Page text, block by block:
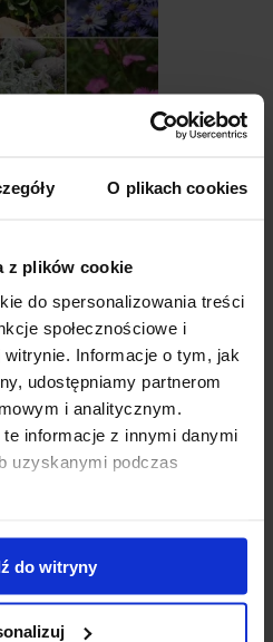
O plikach cookies
z plików cookie
do spersonalizowania treści
społecznościowe i
Informacje o tym, jak
udostępniamy partnerom
i analitycznym.
informacje z innymi danymi
uzyskanymi podczas
do witryny
catalpy